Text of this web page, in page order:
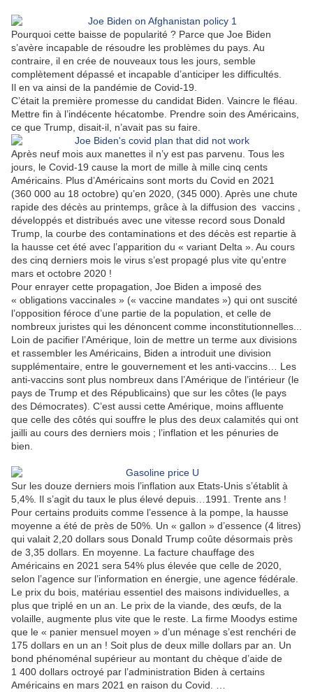
Pourquoi cette baisse de popularité ? Parce que Joe Biden
s’avère incapable de résoudre les problèmes du pays. Au
contraire, il en crée de nouveaux tous les jours, semble
complètement dépassé et incapable d’anticiper les difficultés.
Il en va ainsi de la pandémie de Covid-19.
C’était la première promesse du candidat Biden. Vaincre le fléau.
Mettre fin à l’indécente hécatombe. Prendre soin des Américains,
ce que Trump, disait-il, n’avait pas su faire.
Après neuf mois aux manettes il n’y est pas parvenu. Tous les
jours, le Covid-19 cause la mort de mille à mille cinq cents
Américains. Plus d’Américains sont morts du Covid en 2021
(360 000 au 18 octobre) qu’en 2020, (345 000). Après une chute
rapide des décès au printemps, grâce à la diffusion des vaccins ,
développés et distribués avec une vitesse record sous Donald
Trump, la courbe des contaminations et des décès est repartie à
la hausse cet été avec l’apparition du « variant Delta ». Au cours
des cinq derniers mois le virus s’est propagé plus vite qu’entre
mars et octobre 2020 !
Pour enrayer cette propagation, Joe Biden a imposé des
« obligations vaccinales » (« vaccine mandates ») qui ont suscité
l’opposition féroce d’une partie de la population, et celle de
nombreux juristes qui les dénoncent comme inconstitutionnelles...
Loin de pacifier l’Amérique, loin de mettre un terme aux divisions
et rassembler les Américains, Biden a introduit une division
supplémentaire, entre le gouvernement et les anti-vaccins… Les
anti-vaccins sont plus nombreux dans l’Amérique de l’intérieur (le
pays de Trump et des Républicains) que sur les côtes (le pays
des Démocrates). C’est aussi cette Amérique, moins affluente
que celle des côtés qui souffre le plus des deux calamités qui ont
jailli au cours des derniers mois ; l’inflation et les pénuries de
bien.
Sur les douze derniers mois l’inflation aux Etats-Unis s’établit à
5,4%. Il s’agit du taux le plus élevé depuis…1991. Trente ans !
Pour certains produits comme l’essence à la pompe, la hausse
moyenne a été de près de 50%. Un « gallon » d’essence (4 litres)
qui valait 2,20 dollars sous Donald Trump coûte désormais près
de 3,35 dollars. En moyenne. La facture chauffage des
Américains en 2021 sera 54% plus élevée que celle de 2020,
selon l’agence sur l’information en énergie, une agence fédérale.
Le prix du bois, matériau essentiel des maisons individuelles, a
plus que triplé en un an. Le prix de la viande, des œufs, de la
volaille, augmente plus vite que le reste. La firme Moodys estime
que le « panier mensuel moyen » d’un ménage s’est renchéri de
175 dollars en un an ! Soit plus de deux mille dollars par an. Un
bond phénoménal supérieur au montant du chèque d’aide de
1 400 dollars octroyé par l’administration Biden à certains
Américains en mars 2021 en raison du Covid. …